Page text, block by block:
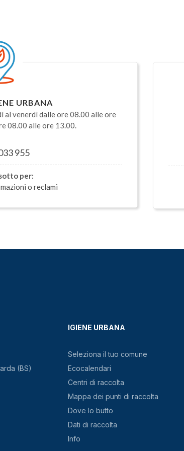
URBANA
al venerdì dalle ore 08.00 alle ore
08.00 alle ore 13.00.
955
per:
o reclami
(BS)
IGIENE URBANA
Seleziona il tuo comune
Ecocalendari
Centri di raccolta
Mappa dei punti di raccolta
Dove lo butto
Dati di raccolta
Info